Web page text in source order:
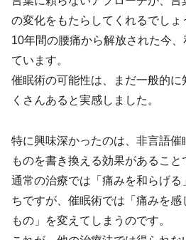
の変化をもたらしてくれるでしょ
10年間の腰痛から解放された今
ています。
催眠術の可能性は、まだ一般的に
くさんあると実感しました。
特に興味深かったのは、非言語
ものを書き換える効果があること
通常の治療では「痛みを和らげ
ちですが、催眠術では「痛みを
もの」を変えてしまうのです。